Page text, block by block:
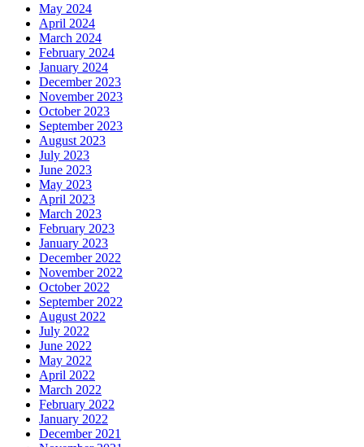
May 2024
April 2024
March 2024
February 2024
January 2024
December 2023
November 2023
October 2023
September 2023
August 2023
July 2023
June 2023
May 2023
April 2023
March 2023
February 2023
January 2023
December 2022
November 2022
October 2022
September 2022
August 2022
July 2022
June 2022
May 2022
April 2022
March 2022
February 2022
January 2022
December 2021